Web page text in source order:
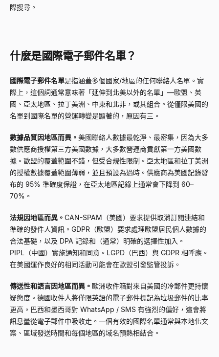
際搜尋。
什麼是國際電子郵件名單？
國際電子郵件名單是指涵蓋多個國家/地區的任何聯絡人名單。實
際上，這個詞通常意味著「延伸到北美以外的名單」—歐盟、英
國、亞太地區、拉丁美洲、中東和北非，或其組合。從僅限美國的
名單到國際名單的營運轉變是顯著的，原因有三。
數據品質因地區而異。 美國聯絡人數據最乾淨、最密集，因為大多
數供應商授權第三方美國數據，大多數營運商貢獻第一方美國數
據。歐盟的覆蓋範圍不錯，但受合規性限制。亞太地區和拉丁美洲
的授權數據覆蓋範圍薄弱，並且預設為過時。供應商為美國記錄發
布的 95% 準確度保證，在亞太地區記錄上通常會下降到 60–
70%。
法規因地區而異。 CAN-SPAM（美國）要求提供取消訂閱連結和
準確的發件人資訊。GDPR（歐盟）要求處理歐盟居民個人數據的
合法基礎，以及 DPA 記錄和（通常）明確的選擇性加入。
PIPL（中國）實施通知和同意。LGPD（巴西）與 GDPR 相呼應。
在美國運作良好的相同活動可能會在歐盟引發監管投訴。
傳送性和語言因地區而異。 歐洲收件箱對來自美國的冷郵件更持懷
疑態度。德國收件人將僅限英語的電子郵件標記為垃圾郵件的比率
更高。巴西和墨西哥對 WhatsApp / SMS 有強烈的偏好，這會將
訊息量從電子郵件中吸收走。一個有效的國際名單通常與本地化文
案、區域發送時間和每個地區的域名預熱相結合。